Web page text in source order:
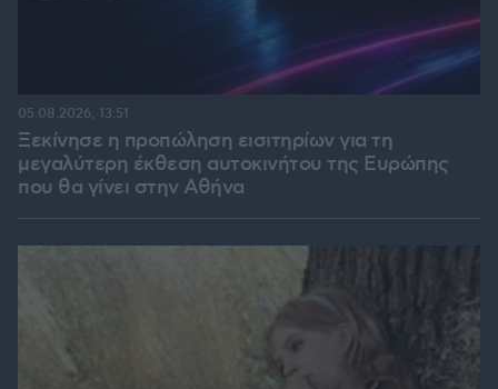
Ξεκίνησε η προπώληση εισιτηρίων για τη
μεγαλύτερη έκθεση αυτοκινήτου της Ευρώπης
που θα γίνει στην Αθήνα
05.08.2026, 13:51